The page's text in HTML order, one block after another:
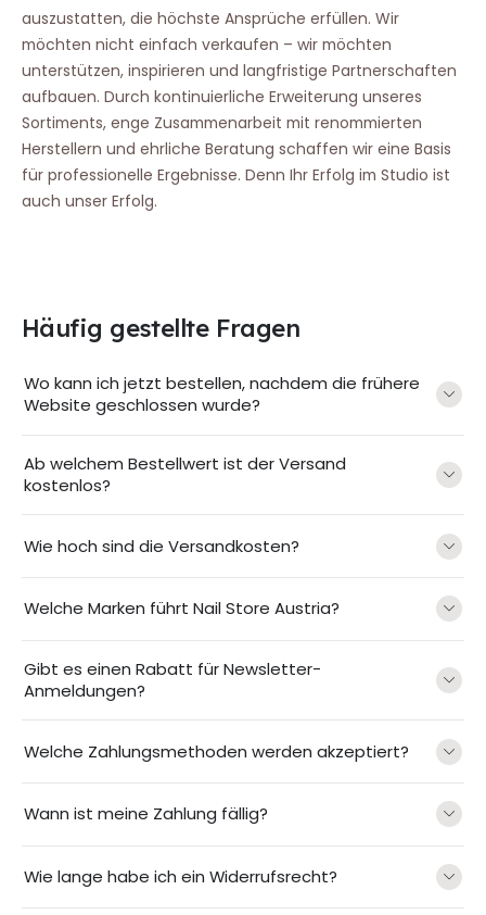
auszustatten, die höchste Ansprüche erfüllen. Wir
möchten nicht einfach verkaufen – wir möchten
unterstützen, inspirieren und langfristige Partnerschaften
aufbauen. Durch kontinuierliche Erweiterung unseres
Sortiments, enge Zusammenarbeit mit renommierten
Herstellern und ehrliche Beratung schaffen wir eine Basis
für professionelle Ergebnisse. Denn Ihr Erfolg im Studio ist
auch unser Erfolg.
Häufig gestellte Fragen
Wo kann ich jetzt bestellen, nachdem die frühere
Website geschlossen wurde?
Ab welchem Bestellwert ist der Versand
kostenlos?
Wie hoch sind die Versandkosten?
Welche Marken führt Nail Store Austria?
Gibt es einen Rabatt für Newsletter-
Anmeldungen?
Welche Zahlungsmethoden werden akzeptiert?
Wann ist meine Zahlung fällig?
Wie lange habe ich ein Widerrufsrecht?